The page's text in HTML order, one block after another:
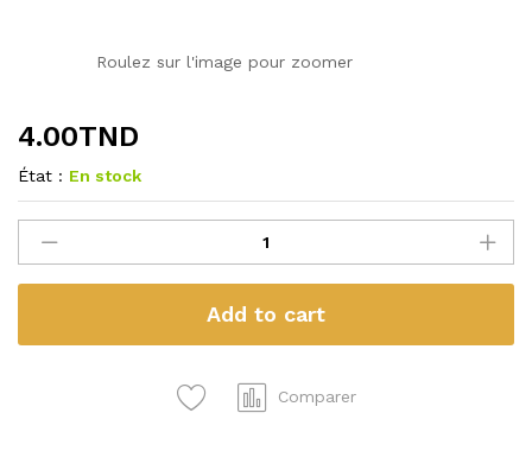
Roulez sur l'image pour zoomer
4.00TND
État : En stock
quantité
Add to cart
Comparer